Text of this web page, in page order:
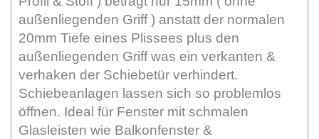
außenliegenden Griff ) anstatt der normalen
20mm Tiefe eines Plissees plus den
außenliegenden Griff was ein verkanten &
verhaken der Schiebetür verhindert.
Schiebeanlagen lassen sich so problemlos
öffnen. Ideal für Fenster mit schmalen
Glasleisten wie Balkonfenster &